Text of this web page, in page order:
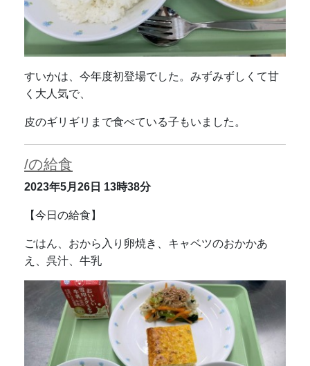
すいかは、今年度初登場でした。みずみずしくて甘
く大人気で、
皮のギリギリまで食べている子もいました。
/の給食
2023年5月26日 13時38分
【今日の給食】
ごはん、おから入り卵焼き、キャベツのおかかあ
え、呉汁、牛乳